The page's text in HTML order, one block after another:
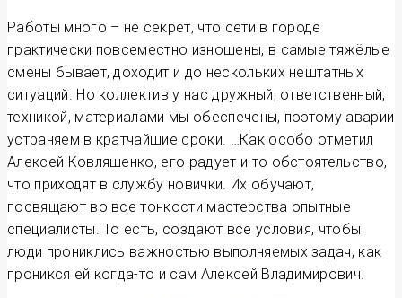
Работы много – не секрет, что сети в городе
практически повсеместно изношены, в самые тяжёлые
смены бывает, доходит и до нескольких нештатных
ситуаций. Но коллектив у нас дружный, ответственный,
техникой, материалами мы обеспечены, поэтому аварии
устраняем в кратчайшие сроки. …Как особо отметил
Алексей Ковляшенко, его радует и то обстоятельство,
что приходят в службу новички. Их обучают,
посвящают во все тонкости мастерства опытные
специалисты. То есть, создают все условия, чтобы
люди прониклись важностью выполняемых задач, как
проникся ей когда-то и сам Алексей Владимирович.